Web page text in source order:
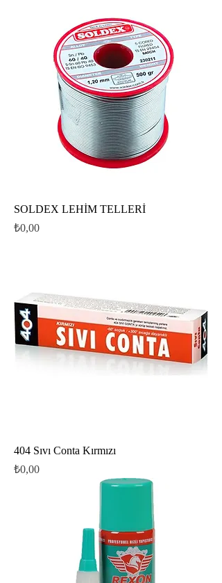
SOLDEX LEHİM TELLERİ
Fiyat
₺0,00
404 Sıvı Conta Kırmızı
Fiyat
₺0,00